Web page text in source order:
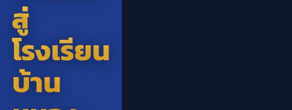
สู่
โรงเรียน
บ้าน
ครู
ประจำปี
การ
PM2.5